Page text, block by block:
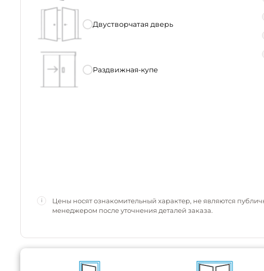
Двустворчатая дверь
Раздвижная-купе
i
Цены носят ознакомительный характер, не являются
менеджером после уточнения деталей заказа.